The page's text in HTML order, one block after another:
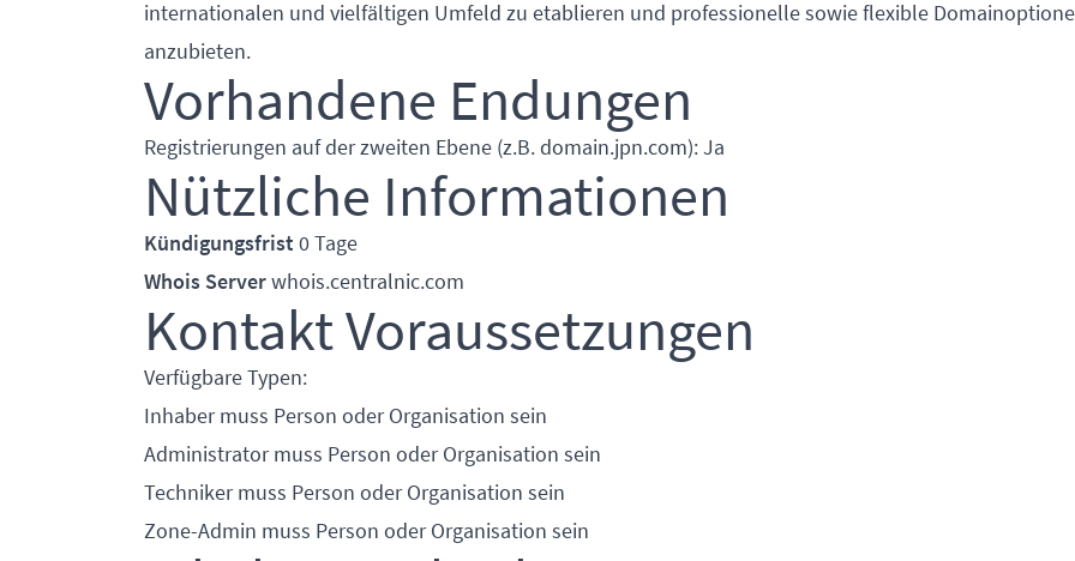
internationalen und vielfältigen Umfeld zu etablieren und professionelle sowie flexible
anzubieten.
Vorhandene Endungen
Registrierungen auf der zweiten Ebene (z.B. domain.jpn.com): Ja
Nützliche Informationen
Kündigungsfrist 0 Tage
Whois Serverwhois.centralnic.com
Kontakt Voraussetzungen
Verfügbare Typen:
Inhaber muss Person oder Organisation sein
Administrator muss Person oder Organisation sein
Techniker muss Person oder Organisation sein
Zone-Admin muss Person oder Organisation sein